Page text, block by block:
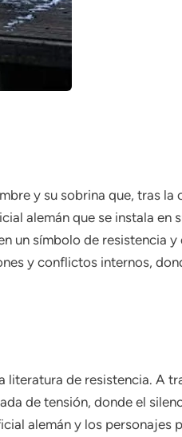
y su sobrina que, tras
alemán que se instala en
un símbolo de resistencia
y conflictos internos,
literatura de resistencia. A
de tensión, donde el
alemán y los personajes